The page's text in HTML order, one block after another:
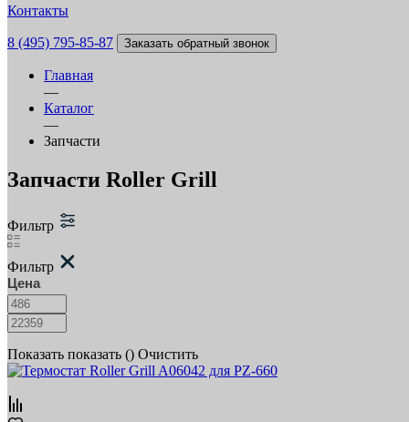
Контакты
8 (495) 795-85-87 Заказать обратный звонок
Главная
—
Каталог
—
Запчасти
Запчасти Roller Grill
Фильтр
Фильтр
Цена
Показать показать () Очистить